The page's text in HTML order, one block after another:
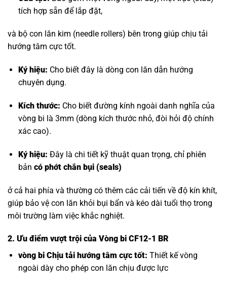
tích hợp sẵn để lắp đặt,
và bộ con lăn kim (needle rollers) bên trong giúp chịu tải
hướng tâm cực tốt.
Ký hiệu: Cho biết đây là dòng con lăn dẫn hướng
chuyên dụng.
Kích thước: Cho biết đường kính ngoài danh nghĩa của
vòng bi là 3mm (dòng kích thước nhỏ, đòi hỏi độ chính
xác cao).
Ký hiệu: Đây là chi tiết kỹ thuật quan trọng, chỉ phiên
bản có phớt chắn bụi (seals)
ở cả hai phía và thường có thêm các cải tiến về độ kín khít,
giúp bảo vệ con lăn khỏi bụi bẩn và kéo dài tuổi thọ trong
môi trường làm việc khắc nghiệt.
2. Ưu điểm vượt trội của Vòng bi CF12-1 BR
vòng bi Chịu tải hướng tâm cực tốt: Thiết kế vòng
ngoài dày cho phép con lăn chịu được lực